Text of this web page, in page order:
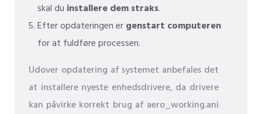
skal du installere dem straks.
Efter opdateringen ergenstart computeren
for at fuldføre processen.
Udover opdatering af systemet anbefales det
at installere nyeste enhedsdrivere, da drivere
kan påvirke korrekt brug af aero_working.ani